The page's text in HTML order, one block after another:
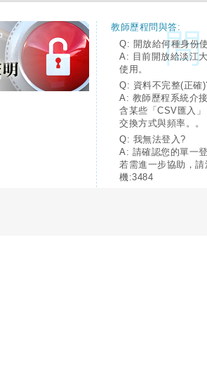
教師歷程問與答:
Q: 開放給何種身份
A: 目前開放給淡江
使用。
Q: 資料不完整(正確
A: 教師歷程系統介
含某些「CSV匯入
交換方式與頻率。。
Q: 我無法登入?
A: 請確認您的單一
若需進一步協助，
機:3484